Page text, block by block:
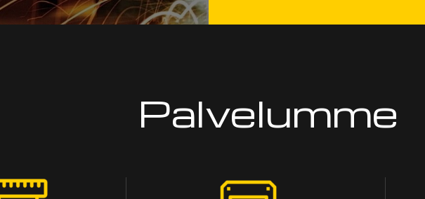
Palvelumme